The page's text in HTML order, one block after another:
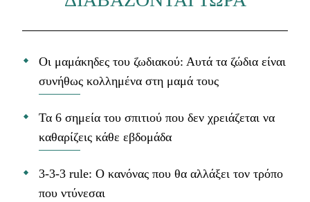
Οι μαμάκηδες του ζωδιακού: Αυτά τα ζώδια είναι
συνήθως κολλημένα στη μαμά τους
Τα 6 σημεία του σπιτιού που δεν χρειάζεται να
καθαρίζεις κάθε εβδομάδα
3-3-3 rule: Ο κανόνας που θα αλλάξει τον τρόπο
που ντύνεσαι